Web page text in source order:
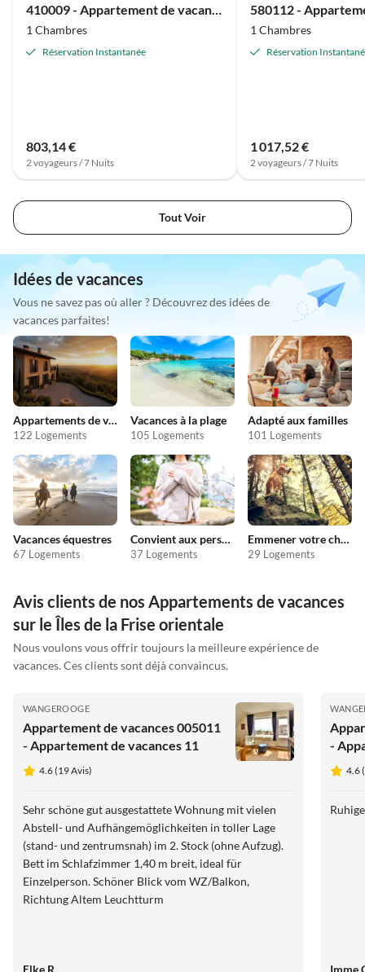
410009 - Appartement de vacances 9
1 Chambres
Réservation Instantanée
803,14 €
2 voyageurs / 7 Nuits
1 Chambres
Réservation
1 017,52 €
2 voyageurs / 7 Nuits
Tout Voir
Idées de vacances
Vous ne savez pas où aller ? Découvrez des idées de
vacances parfaites!
Appartements de vacances pas chers
122 Logements
Vacances à la plage
105 Logements
Adapté aux familles
101 Logements
Vacances équestres
67 Logements
Convient aux personnes allergiques
37 Logements
Emmener votre chien en vacances
29 Logements
Avis clients de nos Appartements de vacances
sur le Îles de la Frise orientale
Nous voulons vous offrir toujours la meilleure expérience de
vacances. Ces clients sont déjà convaincus.
WANGEROOGE
Appartement de vacances 005011
- Appartement de vacances 11
4.6 (19 Avis)
Sehr schöne gut ausgestattete Wohnung mit vielen
Abstell- und Aufhängemöglichkeiten in toller Lage
(stand- und zentrumsnah) im 2. Stock (ohne Aufzug).
Bett im Schlafzimmer 1,40 m breit, ideal für
Einzelperson. Schöner Blick vom WZ/Balkon,
Richtung Altem Leuchtturm
Elke R.
-
4.6
Imme